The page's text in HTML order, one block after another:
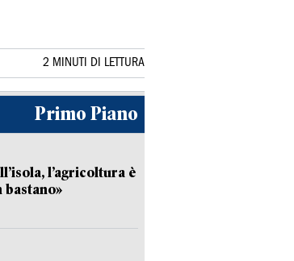
2 MINUTI DI LETTURA
Primo Piano
l’agricoltura è